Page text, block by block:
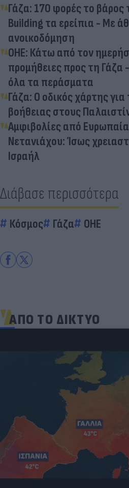
Γάζα: 170 φορές το βάρος
Building τα ερείπια - Με
ανοικοδόμηση
ΟΗΕ: Κάτω από τον
προμήθειες προς τη Γάζα
όλα τα περάσματα
Γάζα: Ο οδικός χάρτης
βοήθειας στους
Αμφιβολίες από
Νετανιάχου: Ίσως
Ισραήλ
Διάβασε περισσότερα
Κόσμος Γάζα ΟΗΕ
ΑΠΟ ΤΟ ΔΙΚΤΥΟ